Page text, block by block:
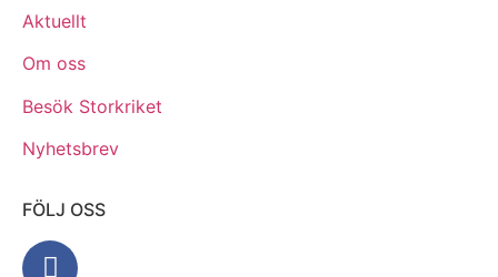
Aktuellt
Om oss
Besök Storkriket
Nyhetsbrev
FÖLJ OSS